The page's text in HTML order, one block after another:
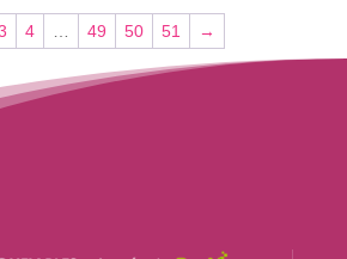
4 … 49 50 51 →